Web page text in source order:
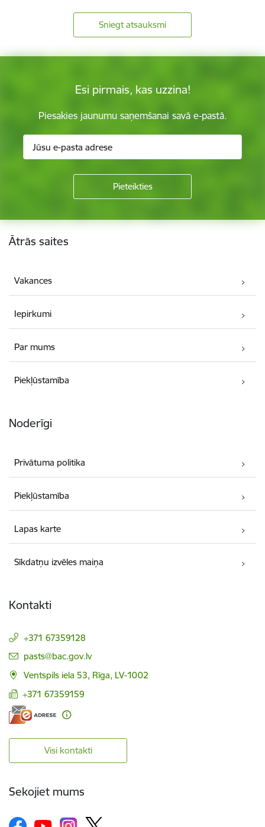
Sniegt atsauksmi
Esi pirmais, kas uzzina!
Piesakies jaunumu saņemšanai savā e-pastā.
Kājene
Ātrās saites
Vakances
Iepirkumi
Par mums
Piekļūstamība
Noderīgi
Privātuma politika
Piekļūstamība
Lapas karte
Sīkdatņu izvēles maiņa
Kontakti
+371 67359128
E-pasts:
pasts@bac.gov.lv
Ventspils iela 53, Rīga, LV-1002
+371 67359159
Visi kontakti
Sekojiet mums